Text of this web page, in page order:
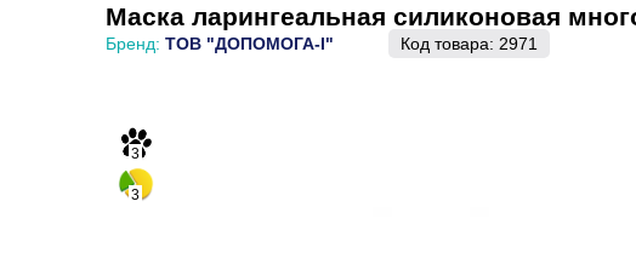
Маска ларингеальная силиконовая
Бренд: ТОВ "ДОПОМОГА-І" Код товара: 2971
3
3